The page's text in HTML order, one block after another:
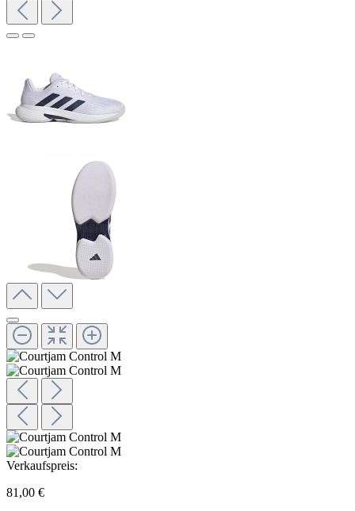
Verkaufspreis:
81,00 €